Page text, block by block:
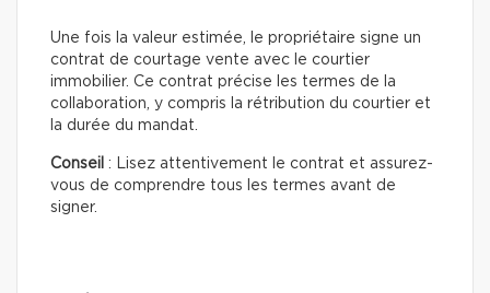
Une fois la valeur estimée, le propriétaire signe un
contrat de courtage vente avec le courtier
immobilier. Ce contrat précise les termes de la
collaboration, y compris la rétribution du courtier et
la durée du mandat.
Conseil : Lisez attentivement le contrat et assurez-
vous de comprendre tous les termes avant de
signer.